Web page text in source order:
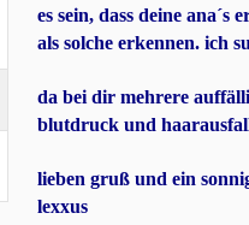
es sein, dass deine
als solche erkennen. ich
da bei dir mehrere
blutdruck und
lieben gruß und ein
lexxus